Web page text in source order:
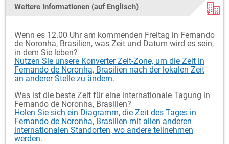
Weitere Informationen (auf Englisch)
Wenn es 12.00 Uhr am kommenden Freitag in Fernando
de Noronha, Brasilien, was Zeit und Datum wird es sein,
in dem Sie leben?
Nutzen Sie unsere Konverter Zeit-Zone, um die Zeit in
Fernando de Noronha, Brasilien nach der lokalen Zeit
an anderer Stelle zu ändern.
Was ist die beste Zeit für eine internationale Tagung in
Fernando de Noronha, Brasilien?
Holen Sie sich ein Diagramm, die Zeit des Tages in
Fernando de Noronha, Brasilien mit allen anderen
internationalen Standorten, wo andere teilnehmen
werden.